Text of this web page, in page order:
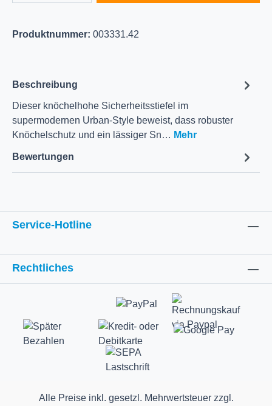
Produktnummer: 003331.42
Beschreibung
Dieser knöchelhohe Sicherheitsstiefel im
supermodernen Urban-Style beweist, dass robuster
Knöchelschutz und ein lässiger Sn… Mehr
Bewertungen
Service-Hotline
Rechtliches
Alle Preise inkl. gesetzl. Mehrwertsteuer zzgl.